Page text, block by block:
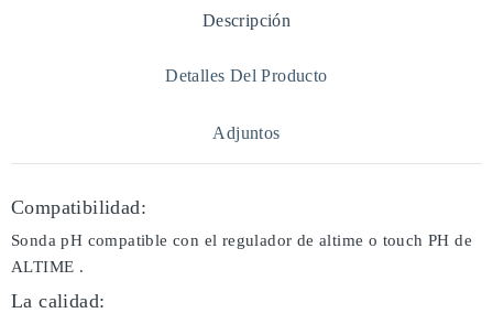
Descripción
Detalles Del Producto
Adjuntos
Compatibilidad:
Sonda pH compatible con el regulador de altime o touch PH de
ALTIME .
La calidad: